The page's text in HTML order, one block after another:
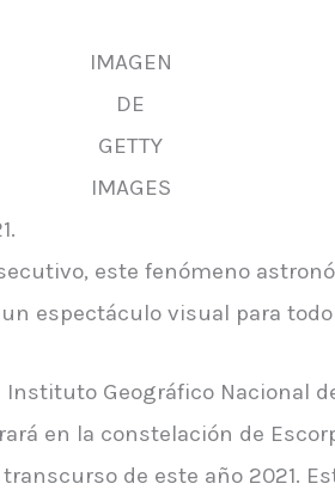
IMAGEN
DE
GETTY
IMAGES
este fenómeno
espectáculo visual para
Geográfico Nacional
en la constelación de
de este año 2021.